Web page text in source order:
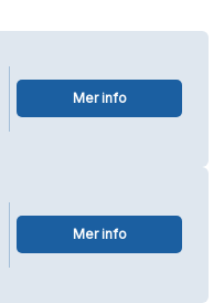
Mer info
Mer info